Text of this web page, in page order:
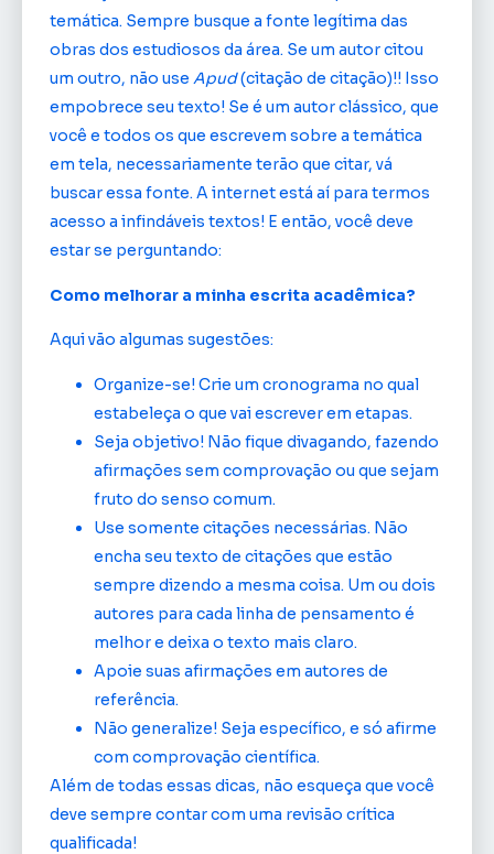
temática. Sempre busque a fonte legítima das
obras dos estudiosos da área. Se um autor citou
um outro, não use Apud(citação de citação)!! Isso
empobrece seu texto! Se é um autor clássico, que
você e todos os que escrevem sobre a temática
em tela, necessariamente terão que citar, vá
buscar essa fonte. A internet está aí para termos
acesso a infindáveis textos! E então, você deve
estar se perguntando:
Como melhorar a minha escrita acadêmica?
Aqui vão algumas sugestões:
Organize-se! Crie um cronograma no qual
estabeleça o que vai escrever em etapas.
Seja objetivo! Não fique divagando, fazendo
afirmações sem comprovação ou que sejam
fruto do senso comum.
Use somente citações necessárias. Não
encha seu texto de citações que estão
sempre dizendo a mesma coisa. Um ou dois
autores para cada linha de pensamento é
melhor e deixa o texto mais claro.
Apoie suas afirmações em autores de
referência.
Não generalize! Seja específico, e só afirme
com comprovação científica.
Além de todas essas dicas, não esqueça que você
deve sempre contar com uma revisão crítica
qualificada!